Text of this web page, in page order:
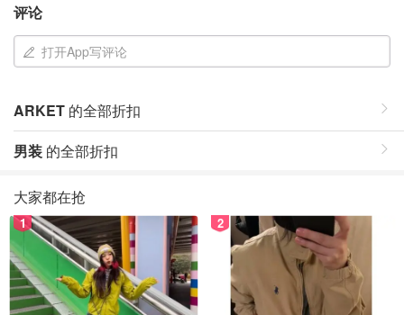
评论
打开App写评论
ARKET 的全部折扣
男装 的全部折扣
大家都在抢
1 2